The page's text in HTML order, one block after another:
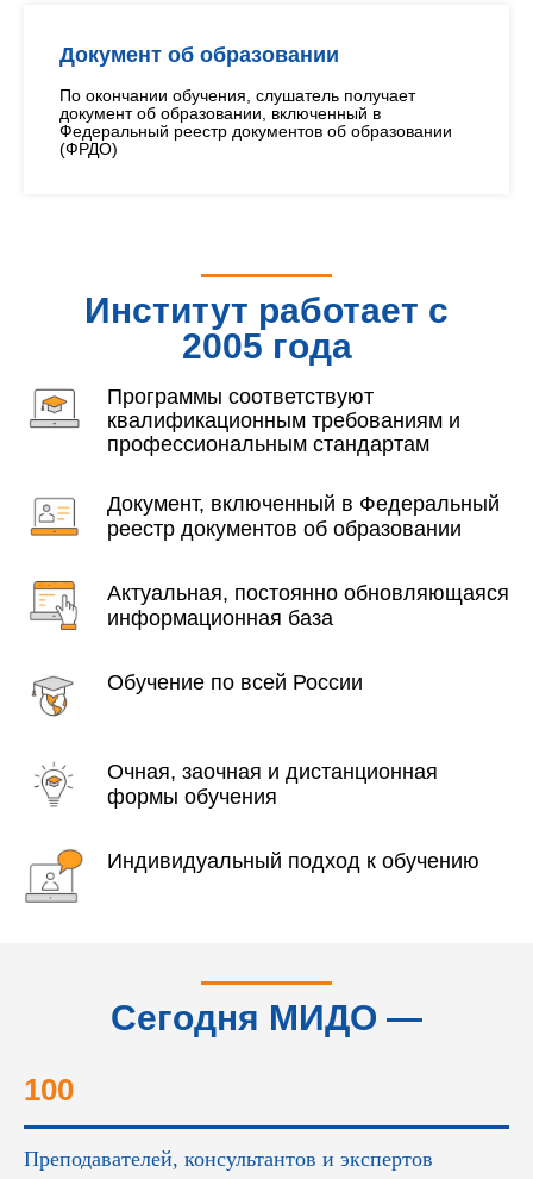
Документ об образовании
По окончании обучения, слушатель получает
документ об образовании, включенный в
Федеральный реестр документов об образовании
(ФРДО)
Институт работает с
2005 года
Программы соответствуют
квалификационным требованиям и
профессиональным стандартам
Документ, включенный в Федеральный
реестр документов об образовании
Актуальная, постоянно обновляющаяся
информационная база
Обучение по всей России
Очная, заочная и дистанционная
формы обучения
Индивидуальный подход к обучению
Сегодня МИДО —
100
Преподавателей, консультантов и экспертов